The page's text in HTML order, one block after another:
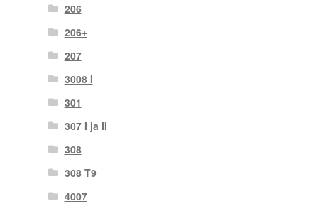
206
206+
207
3008 I
301
307 I ja II
308
308 T9
4007